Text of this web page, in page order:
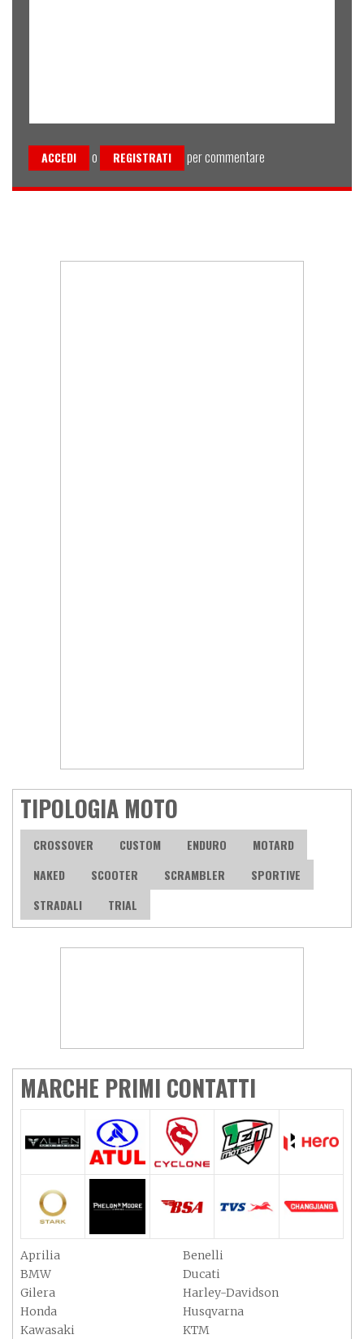
ACCEDI o REGISTRATI per commentare
TIPOLOGIA MOTO
CROSSOVER CUSTOM ENDURO
MOTARD
NAKED
SCOOTER SCRAMBLER
SPORTIVE
STRADALI
TRIAL
MARCHE PRIMI CONTATTI
Aprilia
Benelli
BMW
Ducati
Gilera
Harley-Davidson
Honda
Husqvarna
Kawasaki
KTM